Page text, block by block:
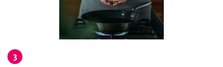
3